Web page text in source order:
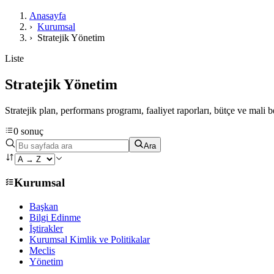
Anasayfa
› Kurumsal
› Stratejik Yönetim
Liste
Stratejik Yönetim
Stratejik plan, performans programı, faaliyet raporları, bütçe ve mali
0 sonuç
Ara
Kurumsal
Başkan
Bilgi Edinme
İştirakler
Kurumsal Kimlik ve Politikalar
Meclis
Yönetim